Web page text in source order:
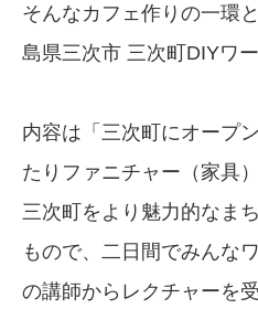
そんなカフェ作りの一環
島県三次市 三次町DIYワ
内容は「三次町にオープ
たりファニチャー（家具
三次町をより魅力的なま
もので、二日間でみんな
の講師からレクチャーを